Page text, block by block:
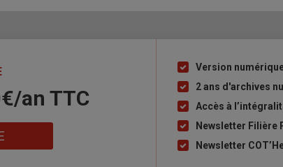
an​ TTC
Liste
à
puce
Version
2 ans d'archives
Accès à
Newsletter Filière
Newsletter